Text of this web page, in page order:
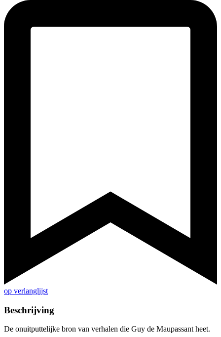
op verlanglijst
Beschrijving
De onuitputtelijke bron van verhalen die Guy de Maupassant heet.